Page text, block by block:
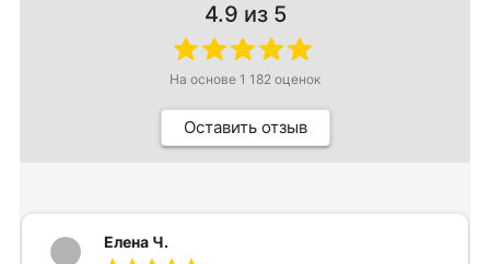
4.9 из 5
На основе 1 182 оценок
Оставить отзыв
Елена Ч.